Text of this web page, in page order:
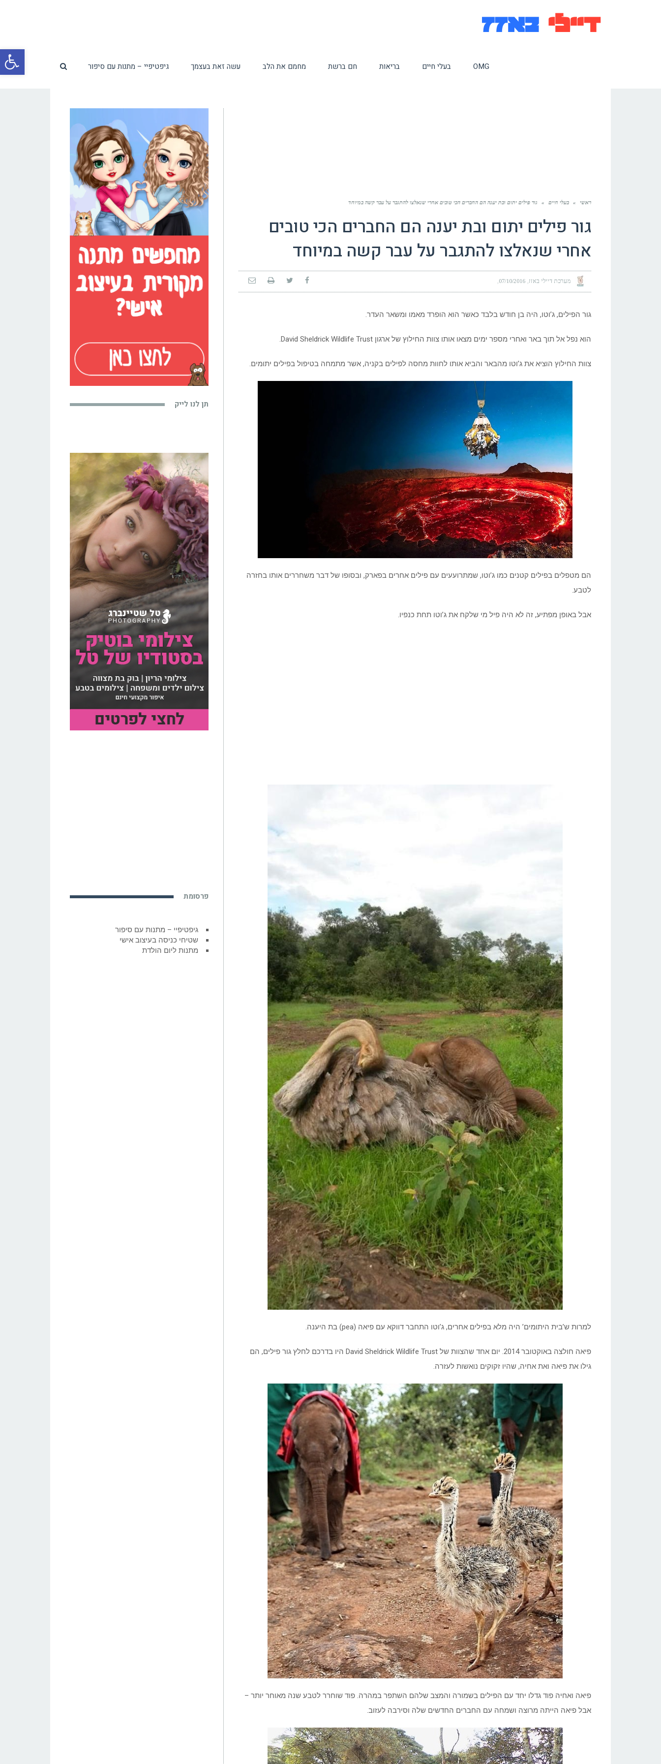
OMG בעלי חיים בריאות חם ברשת מחמם את הלב עשה זאת בעצמך גיפטיפיי – מתנות עם סיפור
ראשי » בעלי חיים » גור פילים יתום ובת יענה הם החברים הכי טובים אחרי שנאלצו להתגבר על עבר קשה במיוחד
גור פילים יתום ובת יענה הם החברים הכי טובים
אחרי שנאלצו להתגבר על עבר קשה במיוחד
מערכת דיילי באזז 07/10/2016
גור הפילים, ג’וטו, היה בן חודש בלבד כאשר הוא הופרד מאמו ומשאר העדר.
הוא נפל אל תוך באר ואחרי מספר ימים מצאו אותו צוות החילוץ של ארגון David Sheldrick Wildlife Trust.
צוות החילוץ הוציא את ג’וטו מהבאר והביא אותו לחוות מחסה לפילים בקניה, אשר מתמחה בטיפול בפילים יתומים.
What If We Dumped Our Trash Into Volcanoes?
הם מטפלים בפילים קטנים כמו ג’וטו, שמתרועעים עם פילים אחרים בפארק, ובסופו של דבר משחררים אותו בחזרה
לטבע.
אבל באופן מפתיע, זה לא היה פיל מי שלקח את ג’וטו תחת כנפיו.
למרות ש’בית היתומים’ היה מלא בפילים אחרים, ג’וטו התחבר דווקא עם פיאה (pea) בת היענה.
פיאה חולצה באוקטובר 2014. יום אחד שהצוות של David Sheldrick Wildlife Trust היו בדרכם לחלץ גור פילים, הם
גילו את פיאה ואת אחיה, שהיו זקוקים נואשות לעזרה.
פיאה ואחיה פוד גדלו יחד עם הפילים בשמורה והמצב שלהם השתפר במהרה. פוד שוחרר לטבע שנה מאוחר יותר –
אבל פיאה הייתה מרוצה ושמחה עם החברים החדשים שלה וסירבה לעזוב.
תן לנו לייק
פרסומת
גיפטיפיי – מתנות עם סיפור
שטיחי כניסה בעיצוב אישי
מתנות ליום הולדת